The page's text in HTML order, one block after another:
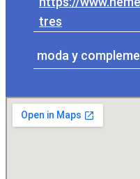
tres
moda y